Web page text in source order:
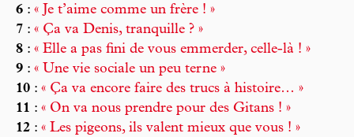
6 : « Je t’aime comme un frère ! »
7 : « Ça va Denis, tranquille ? »
8 : « Elle a pas fini de vous emmerder, celle-là ! »
9 : « Une vie sociale un peu terne »
10 : « Ça va encore faire des trucs à histoire… »
11 : « On va nous prendre pour des Gitans ! »
12 : « Les pigeons, ils valent mieux que vous ! »